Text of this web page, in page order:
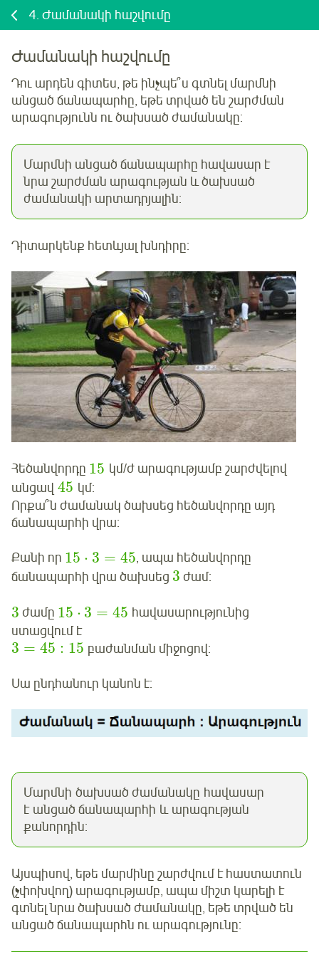
4. Ժամանակի հաշվումը
Ժամանակի հաշվումը
Դու արդեն գիտես, թե ինչպե՞ս գտնել մարմնի
անցած ճանապարհը, եթե տրված են շարժման
արագությունն ու ծախսած ժամանակը:
Մարմնի անցած ճանապարհը հավասար է
նրա շարժման արագության և ծախսած
ժամանակի արտադրյալին:
Դիտարկենք հետևյալ խնդիրը:
Հեծանվորդը 15 կմ/ժ արագությամբ շարժվելով
անցավ 45 կմ:
Որքա՞ն ժամանակ ծախսեց հեծանվորդը այդ
ճանապարհի վրա:
Քանի որ 15 ⋅ 3 = 45, ապա հեծանվորդը
ճանապարհի վրա ծախսեց 3 ժամ:
3 ժամը 15 ⋅ 3 = 45 հավասարությունից
ստացվում է
3 = 45 : 15 բաժանման միջոցով:
Սա ընդհանուր կանոն է:
Մարմնի ծախսած ժամանակը հավասար
է անցած ճանապարհի և արագության
քանորդին:
Այսպիսով, եթե մարմինը շարժվում է հաստատուն
(չփոխվող) արագությամբ, ապա միշտ կարելի է
գտնել նրա ծախսած ժամանակը, եթե տրված են
անցած ճանապարհն ու արագությունը: